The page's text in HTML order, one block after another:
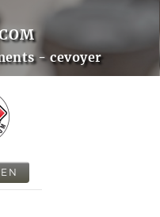
- cevoyer